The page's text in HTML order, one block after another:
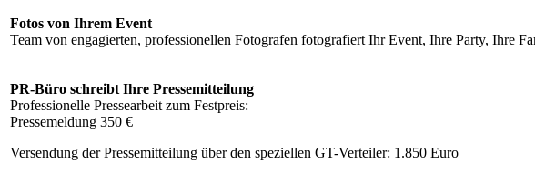
Fotos von Ihrem Event
Team von engagierten, professionellen Fotografen fotografiert Ihr Event, Ihre Party, Ihre
PR-Büro schreibt Ihre Pressemitteilung
Professionelle Pressearbeit zum Festpreis:
Pressemeldung 350 €
Versendung der Pressemitteilung über den speziellen GT-Verteiler: 1.850 Euro